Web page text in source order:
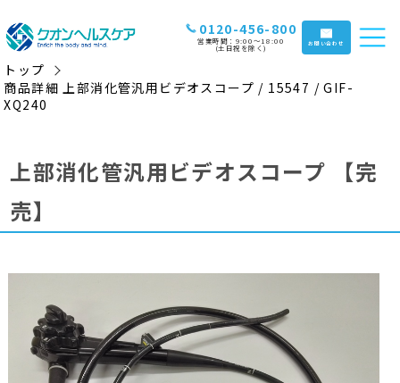
0120-456-800
営業時間：9:00〜18:00
(土日祝を除く) お問い合わせ
トップ
商品詳細 上部消化管汎用ビデオスコープ / 15547 / GIF-
XQ240
上部消化管汎用ビデオスコープ
【完
売】